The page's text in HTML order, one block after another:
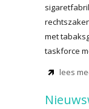
met
taskforce
lees